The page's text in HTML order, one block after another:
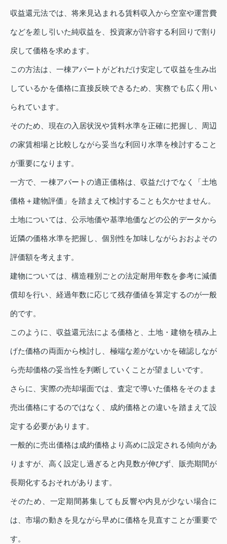
収益還元法では、将来見込まれる賃料収入から空室や運営費
などを差し引いた純収益を、投資家が許容する利回りで割り
戻して価格を求めます。
この方法は、一棟アパートがどれだけ安定して収益を生み出
しているかを価格に直接反映できるため、実務でも広く用い
られています。
そのため、現在の入居状況や賃料水準を正確に把握し、周辺
の家賃相場と比較しながら妥当な利回り水準を検討すること
が重要になります。
一方で、一棟アパートの適正価格は、収益だけでなく「土地
価格＋建物評価」を踏まえて検討することも欠かせません。
土地については、公示地価や基準地価などの公的データから
近隣の価格水準を把握し、個別性を加味しながらおおよその
評価額を考えます。
建物については、構造種別ごとの法定耐用年数を参考に減価
償却を行い、経過年数に応じて残存価値を算定するのが一般
的です。
このように、収益還元法による価格と、土地・建物を積み上
げた価格の両面から検討し、極端な差がないかを確認しなが
ら売却価格の妥当性を判断していくことが望ましいです。
さらに、実際の売却場面では、査定で導いた価格をそのまま
売出価格にするのではなく、成約価格との違いを踏まえて設
定する必要があります。
一般的に売出価格は成約価格より高めに設定される傾向があ
りますが、高く設定し過ぎると内見数が伸びず、販売期間が
長期化するおそれがあります。
そのため、一定期間募集しても反響や内見が少ない場合に
は、市場の動きを見ながら早めに価格を見直すことが重要で
す。